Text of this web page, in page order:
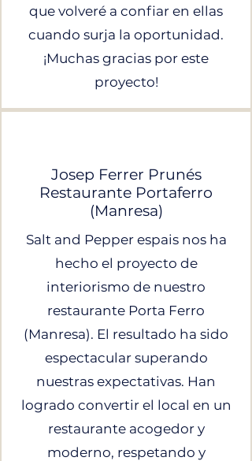
que volveré a confiar en ellas
cuando surja la oportunidad.
¡Muchas gracias por este
proyecto!
Josep Ferrer Prunés
Restaurante Portaferro
(Manresa)
Salt and Pepper espais nos ha
hecho el proyecto de
interiorismo de nuestro
restaurante Porta Ferro
(Manresa). El resultado ha sido
espectacular superando
nuestras expectativas. Han
logrado convertir el local en un
restaurante acogedor y
moderno, respetando y